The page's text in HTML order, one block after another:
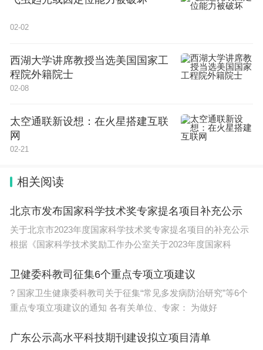
02-02
西湖大学讲席教授当选美国国家工
程院外籍院士
02-08
太空通联新设想：在火星搭建互联
网
02-21
相关阅读
北京市发布国家科学技术奖专家提名项目补充公示
关于北京市2023年度国家科学技术奖专家提名项目的补充公示
根据《国家科学技术奖励工作办公室关于2023年度国家科
卫健委科教司征集6个重点专项立项建议
? 国家卫生健康委科教司关于征集“常见多发病防治研究”等6个
重点专项立项建议的通知 各有关单位、专家： 为做好
广东公示高水平科技期刊建设拟立项目清单